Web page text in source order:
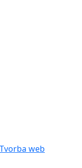
Tvorba web